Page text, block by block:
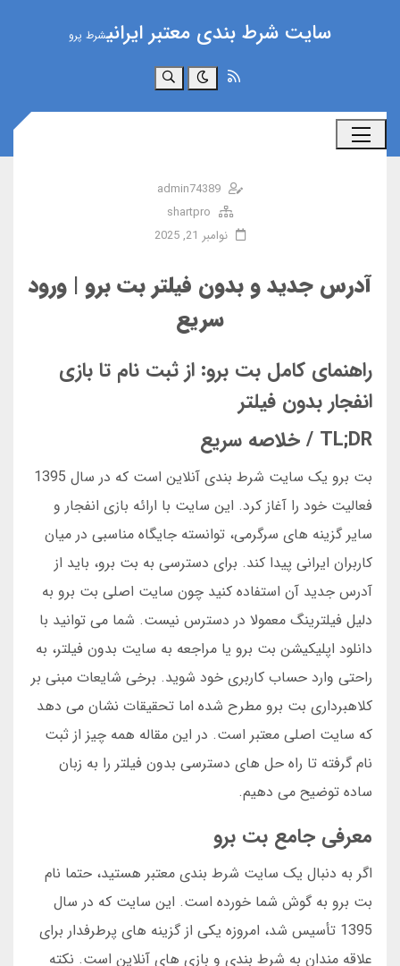
سایت شرط بندی معتبر ایرانیشرط پرو
جستجو
admin74389
shartpro
نوامبر 21, 2025
آدرس جدید و بدون فیلتر بت برو | ورود
سریع
راهنمای کامل بت برو: از ثبت نام تا بازی
انفجار بدون فیلتر
TL;DR / خلاصه سریع
بت برو یک سایت شرط بندی آنلاین است که در سال 1395
فعالیت خود را آغاز کرد. این سایت با ارائه بازی انفجار و
سایر گزینه های سرگرمی، توانسته جایگاه مناسبی در میان
کاربران ایرانی پیدا کند. برای دسترسی به بت برو، باید از
آدرس جدید آن استفاده کنید چون سایت اصلی بت برو به
دلیل فیلترینگ معمولا در دسترس نیست. شما می توانید با
دانلود اپلیکیشن بت برو یا مراجعه به سایت بدون فیلتر، به
راحتی وارد حساب کاربری خود شوید. برخی شایعات مبنی بر
کلاهبرداری بت برو مطرح شده اما تحقیقات نشان می دهد
که سایت اصلی معتبر است. در این مقاله همه چیز از ثبت
نام گرفته تا راه حل های دسترسی بدون فیلتر را به زبان
ساده توضیح می دهیم.
معرفی جامع بت برو
اگر به دنبال یک سایت شرط بندی معتبر هستید، حتما نام
بت برو به گوش شما خورده است. این سایت که در سال
1395 تأسیس شد، امروزه یکی از گزینه های پرطرفدار برای
علاقه مندان به شرط بندی و بازی های آنلاین است. نکته